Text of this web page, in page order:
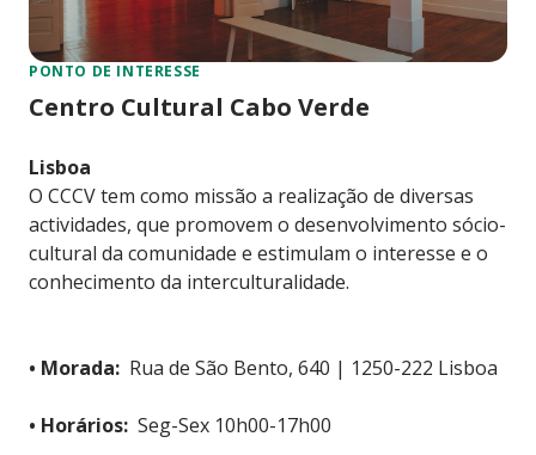
PONTO DE INTERESSE
Centro Cultural Cabo Verde
Lisboa
O CCCV tem como missão a realização de diversas
actividades, que promovem o desenvolvimento sócio-
cultural da comunidade e estimulam o interesse e o
conhecimento da interculturalidade.
• Morada: Rua de São Bento, 640 | 1250-222 Lisboa
• Horários: Seg-Sex 10h00-17h00